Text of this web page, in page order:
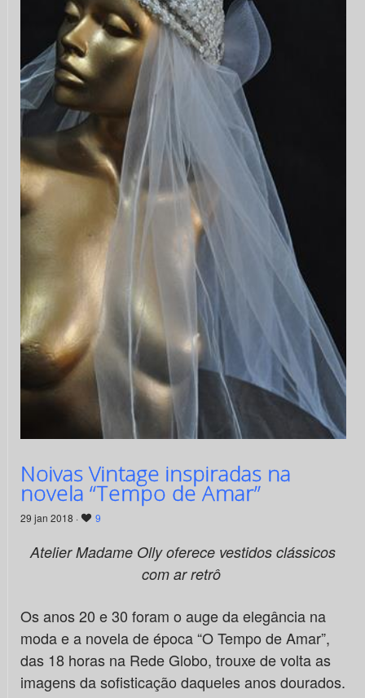
Noivas Vintage inspiradas na
novela “Tempo de Amar”
29 jan 2018 · 9
Atelier Madame Olly oferece vestidos clássicos
com ar retrô
Os anos 20 e 30 foram o auge da elegância na
moda e a novela de época “O Tempo de Amar”,
das 18 horas na Rede Globo, trouxe de volta as
imagens da sofisticação daqueles anos dourados.